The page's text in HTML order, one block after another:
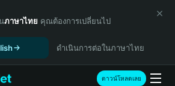
ภาษาไทย คุณต้องการเปลี่ยนไป
ดำเนินการต่อในภาษาไทย
ดาวน์โหลดเลย